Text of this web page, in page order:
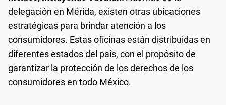
delegación en Mérida, existen otras ubicaciones
estratégicas para brindar atención a los
consumidores. Estas oficinas están distribuidas en
diferentes estados del país, con el propósito de
garantizar la protección de los derechos de los
consumidores en todo México.